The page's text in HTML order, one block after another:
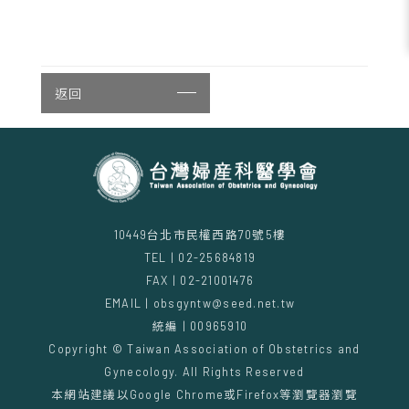
返回
10449台北市民權西路70號5樓
TEL | 02-25684819
FAX | 02-21001476
EMAIL | obsgyntw@seed.net.tw
統編 | 00965910
Copyright © Taiwan Association of Obstetrics and
Gynecology. All Rights Reserved
本網站建議以Google Chrome或Firefox等瀏覽器瀏覽